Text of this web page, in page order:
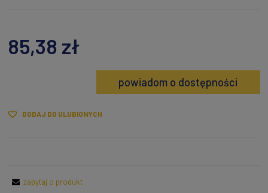
85,38 zł
powiadom o dostępności
DODAJ DO ULUBIONYCH
zapytaj o produkt